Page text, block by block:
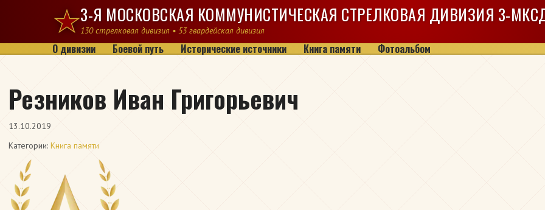
Перейти к содержимому3-Я МОСКОВСКАЯ КОММУНИСТИЧЕСКАЯ СТРЕЛКОВАЯ ДИВИЗИЯ 3-
130 стрелковая дивизия • 53 гвардейская дивизия
О дивизии Боевой путь Исторические источники Книга памяти Фотоальбом
Резников Иван Григорьевич
13.10.2019
Категории: Книга памяти